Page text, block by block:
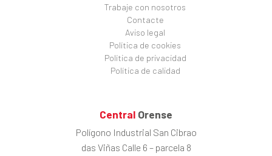
Trabaje con nosotros
Contacte
Aviso legal
Política de cookies
Política de privacidad
Política de calidad
Central Orense
Polígono Industrial San Cibrao
das Viñas Calle 6 – parcela 8